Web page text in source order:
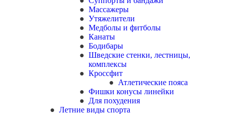
Массажеры
Утяжелители
Медболы и фитболы
Канаты
Бодибары
Шведские стенки, лестницы,
комплексы
Кроссфит
Атлетические пояса
Фишки конусы линейки
Для похудения
Летние виды спорта